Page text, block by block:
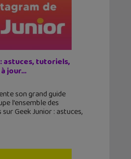
astuces, tutoriels,
jour…
son grand guide
l’ensemble des
Geek Junior : astuces,